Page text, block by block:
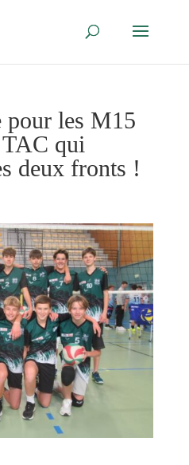
pour les M15
qui
deux fronts !